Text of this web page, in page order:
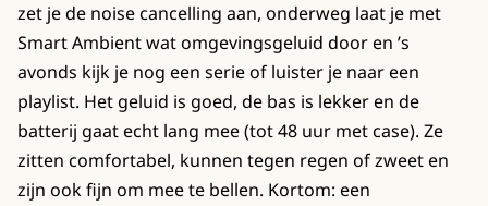
zet je de noise cancelling aan, onderweg laat je met
Smart Ambient wat omgevingsgeluid door en ’s
avonds kijk je nog een serie of luister je naar een
playlist. Het geluid is goed, de bas is lekker en de
batterij gaat echt lang mee (tot 48 uur met case). Ze
zitten comfortabel, kunnen tegen regen of zweet en
zijn ook fijn om mee te bellen. Kortom: een